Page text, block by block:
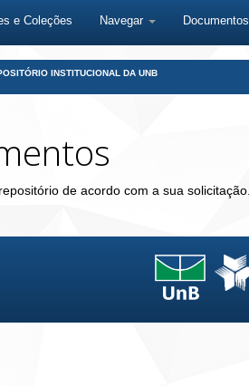
e Coleções Navegar Documentos
INSTITUCIONAL DA UNB
de acordo com a sua solicitação.